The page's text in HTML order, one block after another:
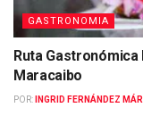
GASTRONOMIA
Ruta
Maracaibo
POR: INGRID FERNÁNDEZ